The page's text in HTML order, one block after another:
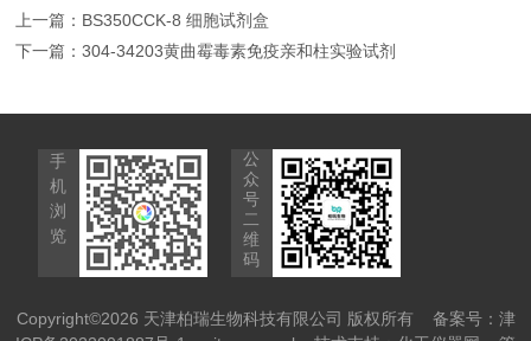
上一篇： BS350CCK-8 细胞试剂盒
下一篇：304-34203黄曲霉毒素免疫亲和柱实验试剂
手
机
浏
览
公
众
号
二
维
码
Copyright©2026 天津柏瑞生物科技有限公司 版权所有 备案号：津